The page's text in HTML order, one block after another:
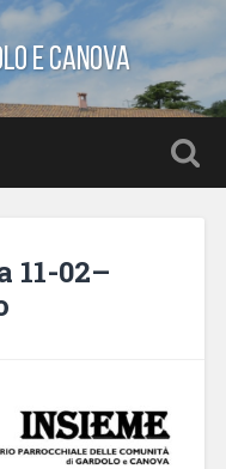
e Canova
11-02–